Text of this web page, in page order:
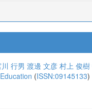
行男 渡邊 文彦 村上 俊樹
(ISSN:09145133)